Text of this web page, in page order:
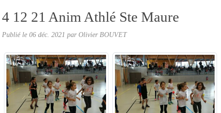
4 12 21 Anim Athlé Ste Maure
Publié le 06 déc. 2021 par Olivier BOUVET